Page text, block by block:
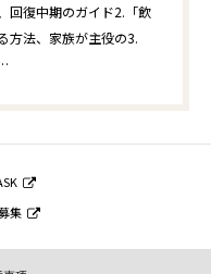
回復中期のガイド2.「飲
方法、家族が主役の3.
集